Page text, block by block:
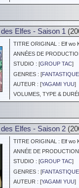
Elfes - Saison 1
TITRE ORIGINAL : Elf wo
ANNÉES DE
STUDIO : [GROUP TAC]
GENRES : [
AUTEUR : [YAGAMI YUU]
VOLUMES, TYPE &
Elfes - Saison 2
TITRE ORIGINAL : Elf wo
ANNÉE DE
STUDIO : [GROUP TAC]
GENRES : [
AUTEUR : [YAGAMI YUU]